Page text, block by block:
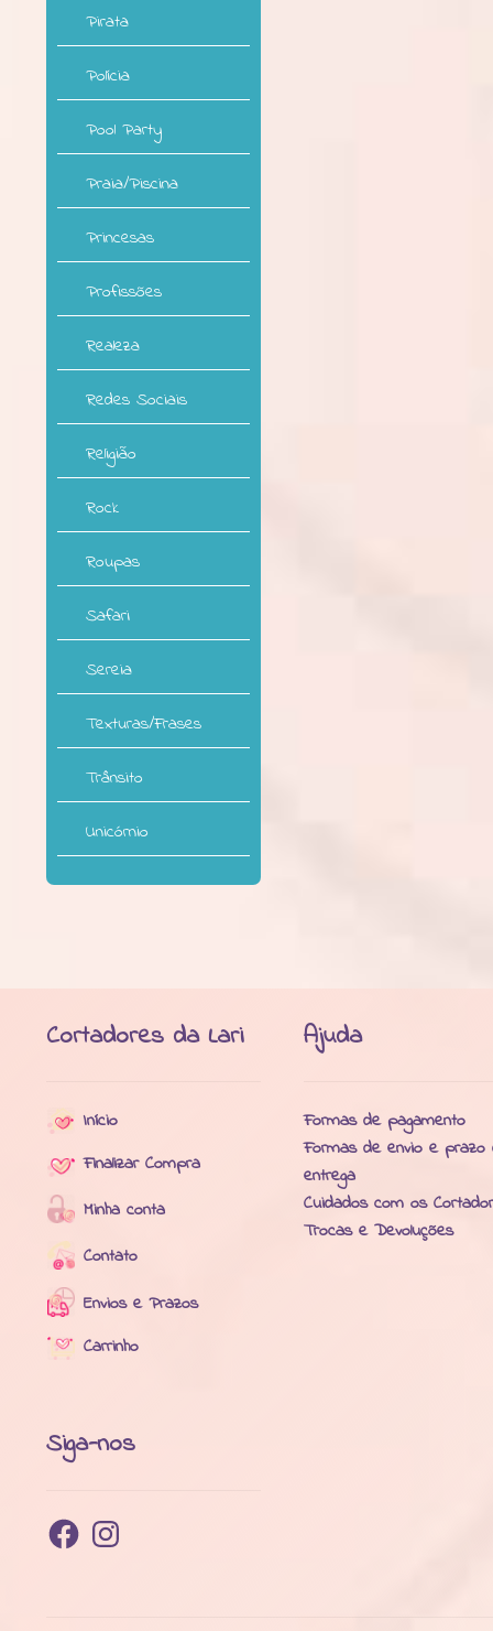
Pirata
Polícia
Pool Party
Praia/Piscina
Princesas
Profissões
Realeza
Redes Sociais
Religião
Rock
Roupas
Safari
Sereia
Texturas/Frases
Trânsito
Unicórnio
Cortadores da Lari
Início
Finalizar Compra
Minha conta
Contato
Envios e Prazos
Carrinho
Siga-nos
FacebookInstagram
Ajuda
Formas de pagamento
Formas de envio e prazo
entrega
Cuidados com os
Trocas e Devoluções